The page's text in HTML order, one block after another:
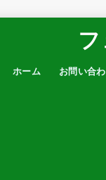
ホーム お問い合